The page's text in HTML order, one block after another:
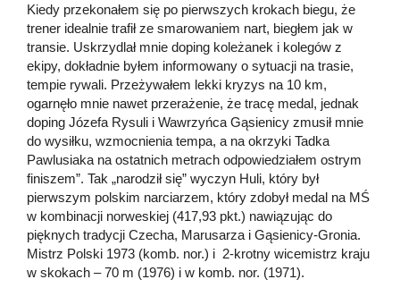
Kiedy przekonałem się po pierwszych krokach biegu, że
trener idealnie trafił ze smarowaniem nart, biegłem jak w
transie. Uskrzydlał mnie doping koleżanek i kolegów z
ekipy, dokładnie byłem informowany o sytuacji na trasie,
tempie rywali. Przeżywałem lekki kryzys na 10 km,
ogarnęło mnie nawet przerażenie, że tracę medal, jednak
doping Józefa Rysuli i Wawrzyńca Gąsienicy zmusił mnie
do wysiłku, wzmocnienia tempa, a na okrzyki Tadka
Pawlusiaka na ostatnich metrach odpowiedziałem ostrym
finiszem”. Tak „narodził się” wyczyn Huli, który był
pierwszym polskim narciarzem, który zdobył medal na MŚ
w kombinacji norweskiej (417,93 pkt.) nawiązując do
pięknych tradycji Czecha, Marusarza i Gąsienicy-Gronia.
Mistrz Polski 1973 (komb. nor.) i 2-krotny wicemistrz kraju
w skokach – 70 m (1976) i w komb. nor. (1971).